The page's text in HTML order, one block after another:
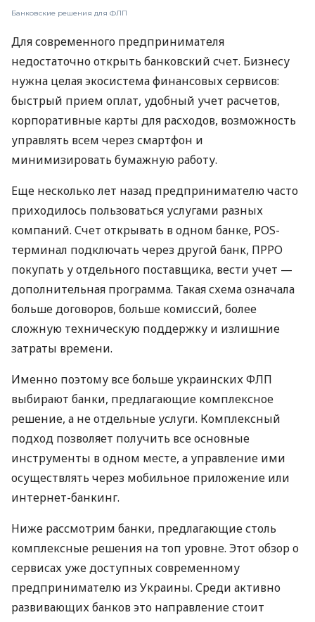
Банковские решения для ФЛП
Для современного предпринимателя
недостаточно открыть банковский счет. Бизнесу
нужна целая экосистема финансовых сервисов:
быстрый прием оплат, удобный учет расчетов,
корпоративные карты для расходов, возможность
управлять всем через смартфон и
минимизировать бумажную работу.
Еще несколько лет назад предпринимателю часто
приходилось пользоваться услугами разных
компаний. Счет открывать в одном банке, POS-
терминал подключать через другой банк, ПРРО
покупать у отдельного поставщика, вести учет —
дополнительная программа. Такая схема означала
больше договоров, больше комиссий, более
сложную техническую поддержку и излишние
затраты времени.
Именно поэтому все больше украинских ФЛП
выбирают банки, предлагающие комплексное
решение, а не отдельные услуги. Комплексный
подход позволяет получить все основные
инструменты в одном месте, а управление ими
осуществлять через мобильное приложение или
интернет-банкинг.
Ниже рассмотрим банки, предлагающие столь
комплексные решения на топ уровне. Этот обзор о
сервисах уже доступных современному
предпринимателю из Украины. Среди активно
развивающих банков это направление стоит